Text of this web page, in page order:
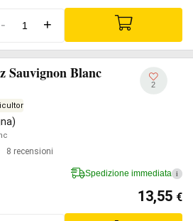
- +
Sauvignon Blanc
8 recensioni
2
Spedizione immediata i
13,55 €